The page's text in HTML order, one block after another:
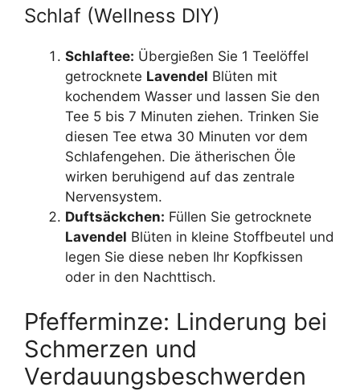
Schlaf (Wellness DIY)
Schlaftee: Übergießen Sie 1 Teelöffel
getrocknete Lavendel Blüten mit
kochendem Wasser und lassen Sie den
Tee 5 bis 7 Minuten ziehen. Trinken Sie
diesen Tee etwa 30 Minuten vor dem
Schlafengehen. Die ätherischen Öle
wirken beruhigend auf das zentrale
Nervensystem.
Duftsäckchen: Füllen Sie getrocknete
Lavendel Blüten in kleine Stoffbeutel und
legen Sie diese neben Ihr Kopfkissen
oder in den Nachttisch.
Pfefferminze: Linderung bei
Schmerzen und
Verdauungsbeschwerden